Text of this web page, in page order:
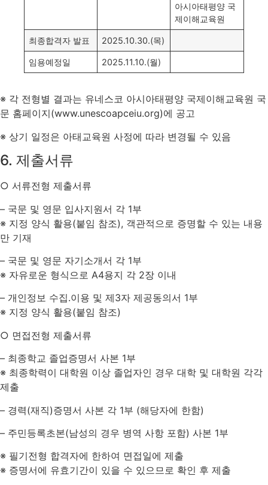
아시아태평양 국
제이해교육원
최종합격자 발표 2025.10.30.(목)
임용예정일 2025.11.10.(월)
※ 각 전형별 결과는 유네스코 아시아태평양 국제이해교육원 국
문 홈페이지(www.unescoapceiu.org)에 공고
※ 상기 일정은 아태교육원 사정에 따라 변경될 수 있음
6. 제출서류
○ 서류전형 제출서류
– 국문 및 영문 입사지원서 각 1부
※ 지정 양식 활용(붙임 참조), 객관적으로 증명할 수 있는 내용
만 기재
– 국문 및 영문 자기소개서 각 1부
※ 자유로운 형식으로 A4용지 각 2장 이내
– 개인정보 수집․이용 및 제3자 제공동의서 1부
※ 지정 양식 활용(붙임 참조)
○ 면접전형 제출서류
– 최종학교 졸업증명서 사본 1부
※ 최종학력이 대학원 이상 졸업자인 경우 대학 및 대학원 각각
제출
– 경력(재직)증명서 사본 각 1부 (해당자에 한함)
– 주민등록초본(남성의 경우 병역 사항 포함) 사본 1부
※ 필기전형 합격자에 한하여 면접일에 제출
※ 증명서에 유효기간이 있을 수 있으므로 확인 후 제출